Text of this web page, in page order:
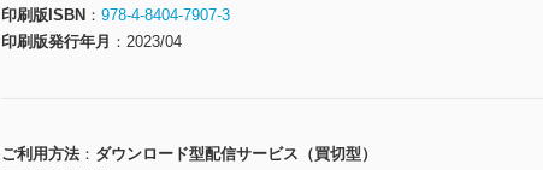
印刷版ISBN
978-4-8404-7907-3
印刷版発行年月
2023/04
ご利用方法
ダウンロード型配信サービス（買切型）